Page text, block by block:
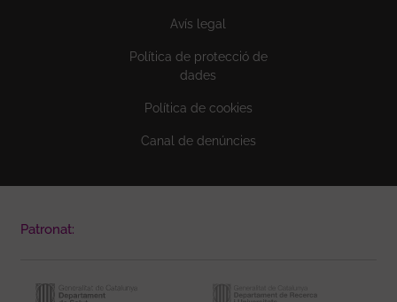
Avís legal
Política de protecció de
dades
Política de cookies
Canal de denúncies
Patronat: